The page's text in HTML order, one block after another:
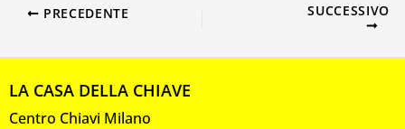
PRECEDENTE SUCCESSIVO
LA CASA DELLA CHIAVE
Centro Chiavi Milano